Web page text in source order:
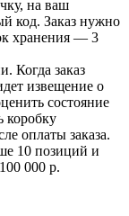
на ваш
код. Заказ нужно
хранения — 3
Когда заказ
извещение о
состояние
коробку
оплаты заказа.
10 позиций и
000 р.